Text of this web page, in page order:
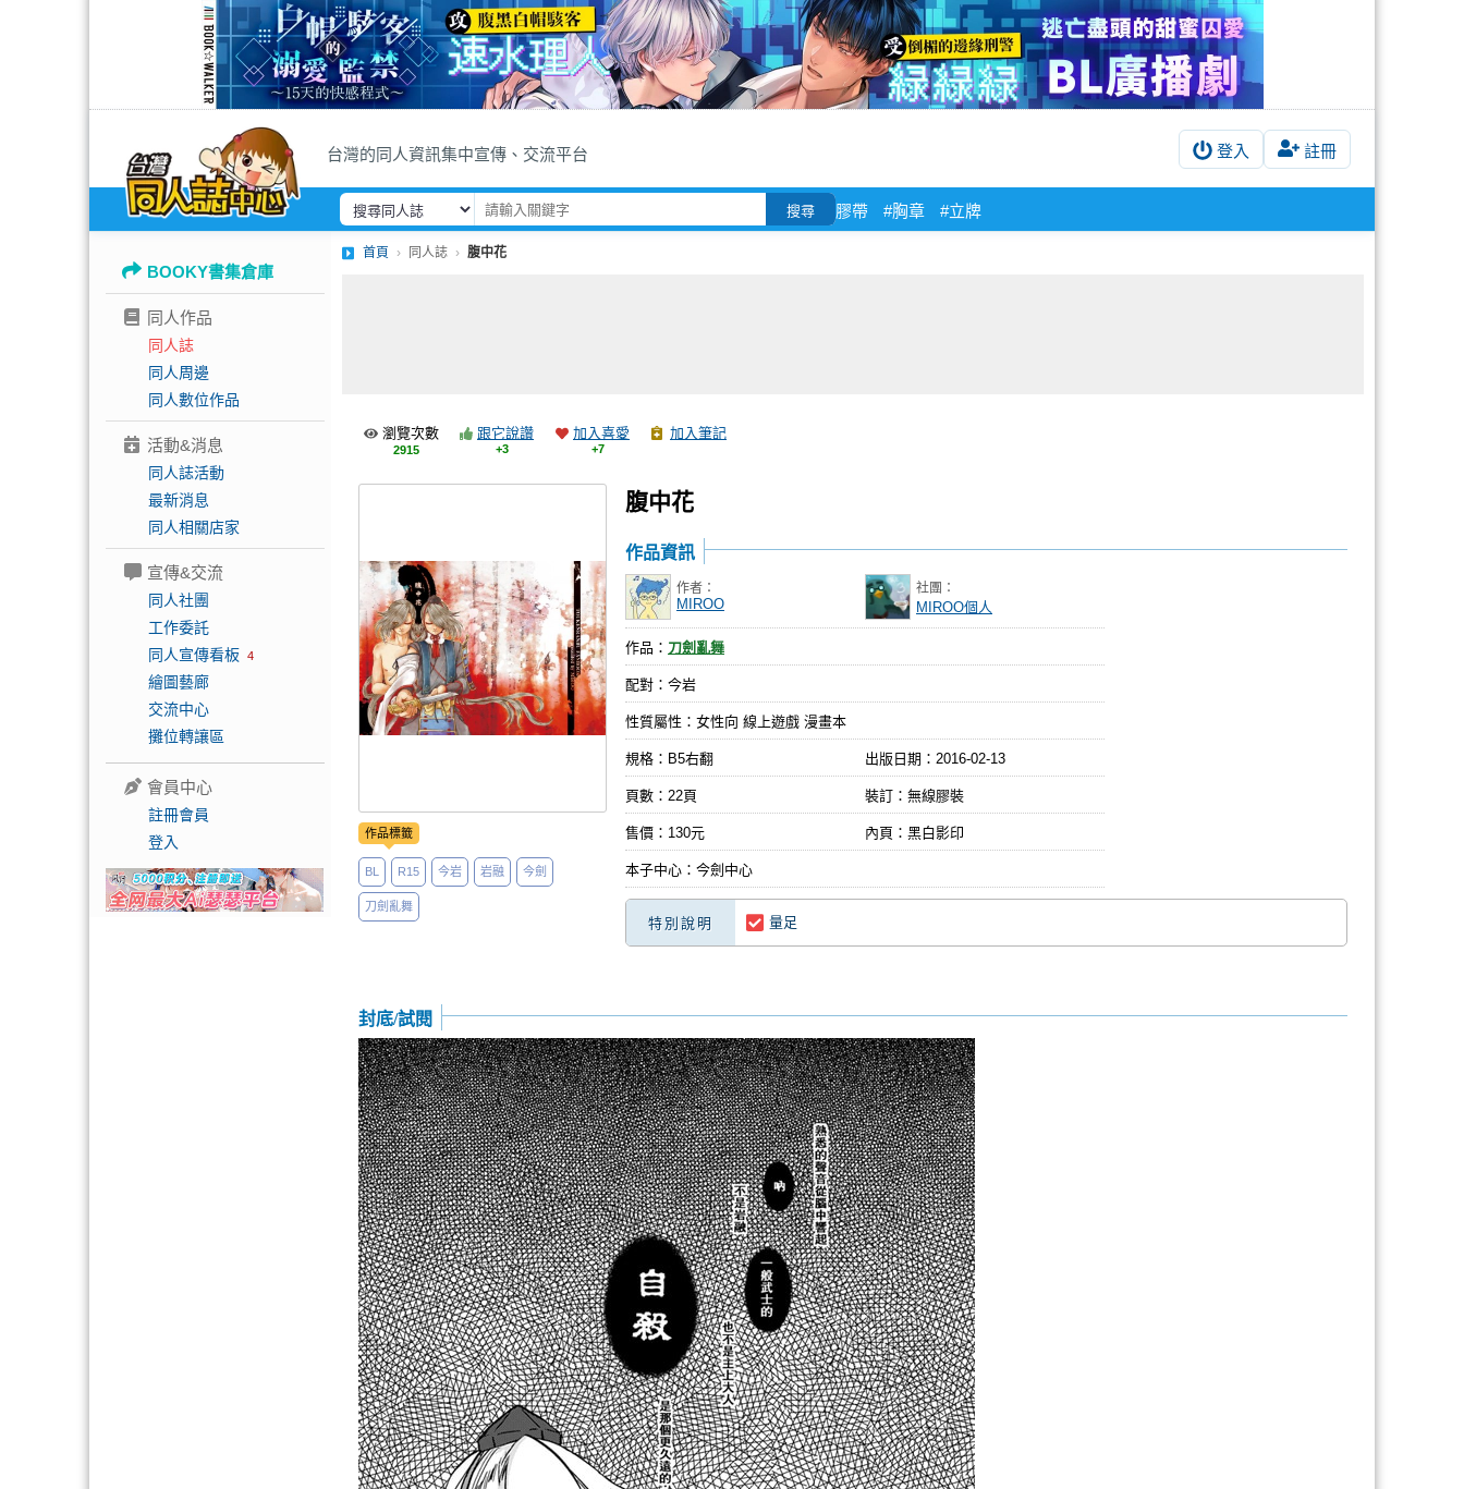
台灣的同人資訊集中宣傳、交流平台 登入 註冊
搜尋 膠帶 #胸章 #立牌
BOOKY書集倉庫
同人作品
同人誌
同人周邊
同人數位作品
活動&消息
同人誌活動
最新消息
同人相關店家
宣傳&交流
同人社團
工作委託
同人宣傳看板 4
繪圖藝廊
交流中心
攤位轉讓區
會員中心
註冊會員
登入
首頁 同人誌 腹中花
瀏覽次數
2915
跟它說讚
+3
加入喜愛
+7
加入筆記
腹中花
作品標籤
BL R15 今岩 岩融 今劍
刀劍亂舞
作品資訊
作者：
MIROO
社團：
MIROO個人
作品： 刀劍亂舞
配對：今岩
性質屬性：女性向 線上遊戲 漫畫本
規格：B5右翻 出版日期： 2016-02-13
頁數：22頁 裝訂：無線膠裝
售價：130元 內頁：黑白影印
本子中心：今劍中心
特別說明 量足
封底/試閱